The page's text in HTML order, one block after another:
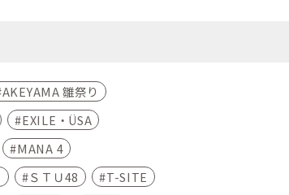
AKEYAMA 雛祭り
EXILE・ÜSA
MANA 4
ＳＴＵ48
T-SITE